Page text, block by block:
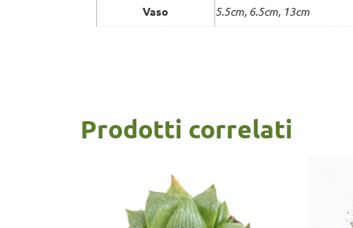
Vaso 5.5cm, 6.5cm, 13cm
Prodotti correlati